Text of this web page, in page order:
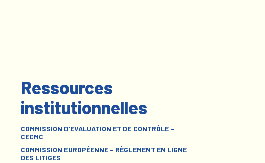
Ressources
institutionnelles
COMMISSION D’EVALUATION ET DE CONTRÔLE –
CECMC
COMMISSION EUROPÉENNE – RÈGLEMENT EN LIGNE
DES LITIGES